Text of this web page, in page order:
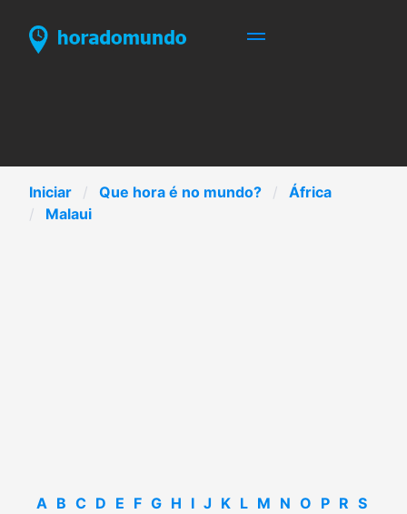
Iniciar Que hora é no mundo?
África
Malaui
A B C D E F G H I J K L M N O P R S